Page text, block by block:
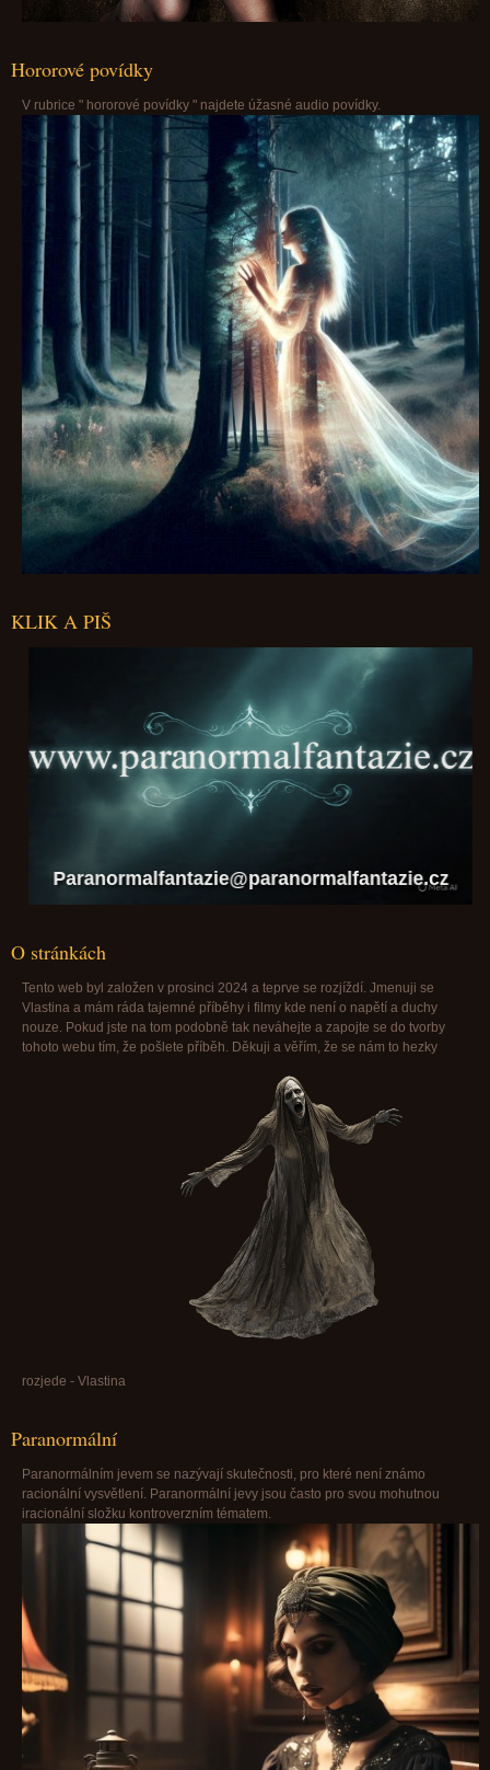
Hororové povídky
V rubrice " hororové povídky " najdete úžasné audio povídky.
KLIK A PIŠ
Paranormalfantazie@paranormalfantazie.cz
O stránkách
Tento web byl založen v prosinci 2024 a teprve se rozjíždí. Jmenuji se
Vlastina a mám ráda tajemné příběhy i filmy kde není o napětí a duchy
nouze. Pokud jste na tom podobně tak neváhejte a zapojte se do tvorby
tohoto webu tím, že pošlete příběh. Děkuji a věřím, že se nám to hezky
rozjede - Vlastina
Paranormální
Paranormálním jevem se nazývají skutečnosti, pro které není známo
racionální vysvětlení. Paranormální jevy jsou často pro svou mohutnou
iracionální složku kontroverzním tématem.